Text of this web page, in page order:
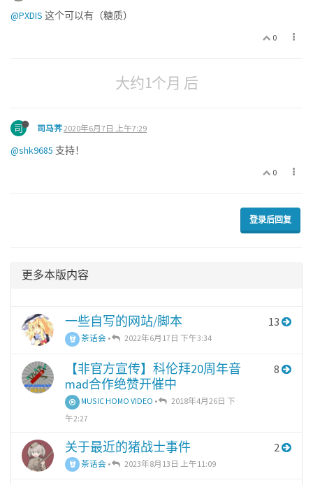
@PXDIS 这个可以有（糖质）
0
大约1个月 后
司 司马荠2020年6月7日 上午7:29
@shk9685 支持！
0
登录后回复
更多本版内容
一些自写的网站/脚本
茶话会 • 2022年6月17日 下午3:34
13
【非官方宣传】科伦拜20周年音
mad合作绝赞开催中
MUSIC HOMO VIDEO •
2018年4月26日 下
午2:27
8
关于最近的猪战士事件
茶话会 • 2023年8月13日 上午11:09
2